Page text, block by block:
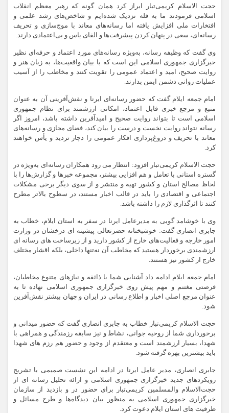
حجت الاسلام کریمی‌تبار ابراز کرد همان گونه که رهبر معظم انقلاب
اسلامی فرمودند ما به قله نزدیک شده‌ایم و شاخص‌های رشد علمی و
افتخارات ملی افزایش یافته اما رسانه‌های معاند با موج‌سازی و تحریف
رسانه‌ای، سعی در پنهان کردن پیشرفت‌ها و القای یاس و بی‌اعتمادی دارند.
وی گفت که وظیفه رسانه، به‌ویژه رسانه‌های مورد اعتماد و حرفه‌ای نظیر
خبرگزاری جمهوری اسلامی این است که با بیان واقعیت‌ها، به زبان هنر و
روایت صحیح، امید و اعتماد عمومی را تقویت کنند و مخاطب را از آسیب
عملیات روانی دشمن ایمن بدارند.
امام جمعه ایلام گفت که حضور رسانه‌ای ایرنا و نقش‌آفرینی آن به عنوان
منبع و مرجع خبری قابل اعتماد، امکانی ارزشمند برای نظام جمهوری
اسلامی است تا بتواند روایت صحیح و امیدآفرین داشته باشد، امروز اگر
رسانه نتواند روایت نخست و درست را بیان کند، فضای مجازی و رسانه‌های
معاند با تحریف و دروغ‌پردازی افکار عمومی را دچار تردید و یأس خواهند
کرد.
حجت الاسلام کریمی‌تبار افزود: انتظار می رود همکاران رسانه‌ای به‌ویژه در
گستره استانی با تعامل و هم افزایی بیشتر، مجموعه خبرها و گزارش‌ها را با
لحاظ مصالح استان و کشور تهیه و منتشر و از سوی دیگر برخی مشکلات
اجتماعی و اقتصادی را باید در قالب اخبار مستند، در سطوح بالاتر مطرح
کنند تا اثرگذاری لازم را داشته باشد.
وی با خوشامد گویی به مدیرعامل ایرنا در سفر به استان ایلام، خطاب به
جابری انصاری گفت: خوشبختانه حضرتعالی پیشینه ای درخشان در وزارت
امور خارجه و فعالیت‌های خارج از کشور دارید و از زیرساخت های رسانه ای
ارزشمندی برخوردار هستید که مخاطب آن نه‌تنها داخلی، بلکه اقشار مختلف
خارج از کشور نیز هستند.
امام جمعه ایلام ادامه داد آشنایی شما با ذائقه و نیازهای متنوع مخاطبان،
فرصتی مغتنم و مهم پیش روی خبرگزاری جمهوری اسلامی نهاده تا به
عنوان مرجع اصلی اخبار و اطلاع رسانی در ایران و جهان بیشتر نقش‌آفرین
شود.
حجت الاسلام کریمی‌تبار خطاب به جابری انصاری گفت که حضور میدانی و
برخورداری شما از روحیه جوانی، نشاط و نیز سابقه رزمندگی و همراهی با
شهدا، بسیار ارزشمند است و معتقدم از وجود و حضور هم رزم های شهدا
باید بیشترین بهره گرفته شود.
جابری انصاری، مدیر عامل ایرنا در ادامه این نشست صمیمی با تشریح
رویکردهای جدید خبرگزاری جمهوری اسلامی و ارائه تحلیل رسانه ای از
حجت‌الاسلام والمسلمین کریمی‌تبار برای حضور در و بازدید از سازمان
خبرگزاری جمهوری اسلامی به منظور بیان دیدگاه‌ها و طرح مسائل و
ظرفیت های استان ایلام دعوت کرد.